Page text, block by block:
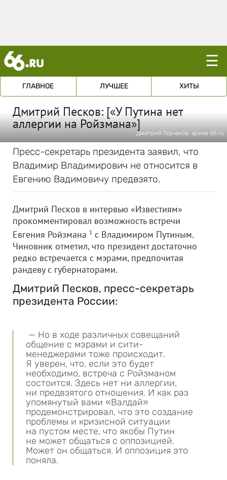
☰
ГЛАВНОЕ ЛУЧШЕЕ ХИТЫ
Дмитрий Песков: [«У Путина нет
аллергии на Ройзмана»]
Дмитрий Горчаков; архив 66.ru
Пресс-секретарь президента заявил, что
Владимир Владимирович не относится в
Евгению Вадимовичу предвзято.
Дмитрий Песков в интервью «Известиям»
прокомментировал возможность встречи
Евгения Ройзмана 1 с Владимиром Путиным.
Чиновник отметил, что президент достаточно
редко встречается с мэрами, предпочитая
рандеву с губернаторами.
Дмитрий Песков, пресс-секретарь
президента России:
— Но в ходе различных совещаний
общение с мэрами и сити-
менеджерами тоже происходит.
Я уверен, что, если это будет
необходимо, встреча с Ройзманом
состоится. Здесь нет ни аллергии,
ни предвзятого отношения. И как раз
упомянутый вами «Валдай»
продемонстрировал, что это создание
проблемы и кризисной ситуации
на пустом месте, что якобы Путин
не может общаться с оппозицией.
Может он общаться. И оппозиция это
поняла.